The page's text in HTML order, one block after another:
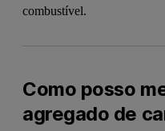
combustível.
Como posso
agregado de